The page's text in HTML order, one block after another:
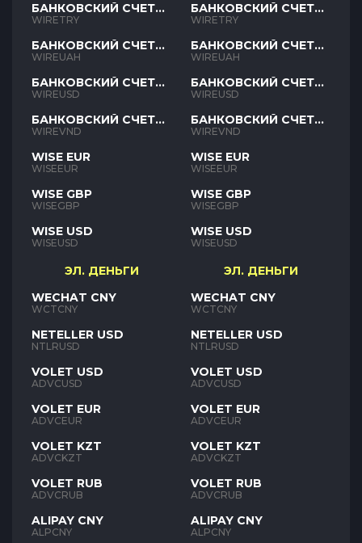
БАНКОВСКИЙ СЧЕТ
TRY
WIRETRY
БАНКОВСКИЙ СЧЕТ
UAH
WIREUAH
БАНКОВСКИЙ СЧЕТ
USD
WIREUSD
БАНКОВСКИЙ СЧЕТ
VND
WIREVND
WISE EUR
WISEEUR
WISE GBP
WISEGBP
WISE USD
WISEUSD
ЭЛ. ДЕНЬГИ
WECHAT CNY
WCTCNY
NETELLER USD
NTLRUSD
VOLET USD
ADVCUSD
VOLET EUR
ADVCEUR
VOLET KZT
ADVCKZT
VOLET RUB
ADVCRUB
ALIPAY CNY
ALPCNY
БАНКОВСКИЙ СЧЕТ
TRY
WIRETRY
БАНКОВСКИЙ СЧЕТ
UAH
WIREUAH
БАНКОВСКИЙ СЧЕТ
USD
WIREUSD
БАНКОВСКИЙ СЧЕТ
VND
WIREVND
WISE EUR
WISEEUR
WISE GBP
WISEGBP
WISE USD
WISEUSD
ЭЛ. ДЕНЬГИ
WECHAT CNY
WCTCNY
NETELLER USD
NTLRUSD
VOLET USD
ADVCUSD
VOLET EUR
ADVCEUR
VOLET KZT
ADVCKZT
VOLET RUB
ADVCRUB
ALIPAY CNY
ALPCNY